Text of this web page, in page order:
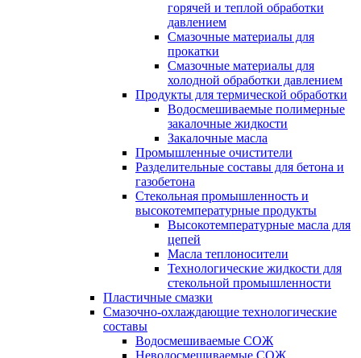
горячей и теплой обработки
давлением
Смазочные материалы для
прокатки
Смазочные материалы для
холодной обработки давлением
Продукты для термической обработки
Водосмешиваемые полимерные
закалочные жидкости
Закалочные масла
Промышленные очистители
Разделительные составы для бетона и
газобетона
Стекольная промышленность и
высокотемпературные продукты
Высокотемпературные масла для
цепей
Масла теплоносители
Технологические жидкости для
стекольной промышленности
Пластичные смазки
Смазочно-охлаждающие технологические
составы
Водосмешиваемые СОЖ
Неводосмешиваемые СОЖ